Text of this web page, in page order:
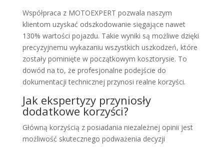
Współpraca z MOTOEXPERT pozwala naszym
klientom uzyskać odszkodowanie sięgające nawet
130% wartości pojazdu. Takie wyniki są możliwe dzięki
precyzyjnemu wykazaniu wszystkich uszkodzeń, które
zostały pominięte w początkowym kosztorysie. To
dowód na to, że profesjonalne podejście do
dokumentacji technicznej przynosi realne korzyści.
Jak ekspertyzy przyniosły
dodatkowe korzyści?
Główną korzyścią z posiadania niezależnej opinii jest
możliwość skutecznego podważenia decyzji